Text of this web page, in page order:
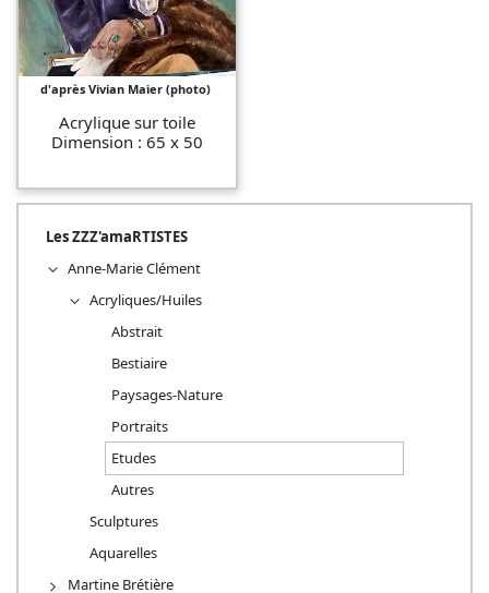
d'après Vivian Maier (photo)
Acrylique sur toile
Dimension : 65 x 50
Les ZZZ'amaRTISTES
Anne-Marie Clément
Acryliques/Huiles
Abstrait
Bestiaire
Paysages-Nature
Portraits
Etudes
Autres
Sculptures
Aquarelles
Martine Brétière